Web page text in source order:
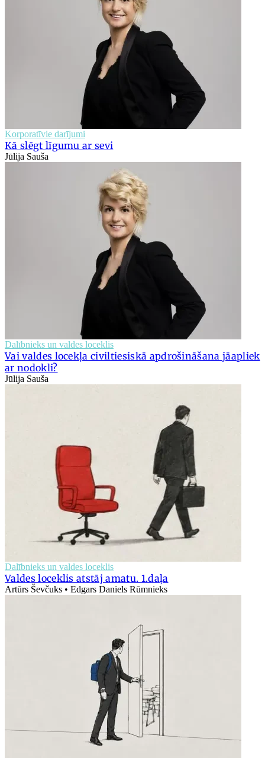
Korporatīvie darījumi
Kā slēgt līgumu ar sevi
Jūlija Sauša
Dalībnieks un valdes loceklis
Vai valdes locekļa civiltiesiskā apdrošināšana jāapliek
ar nodokli?
Jūlija Sauša
Dalībnieks un valdes loceklis
Valdes loceklis atstāj amatu. 1.daļa
Artūrs Ševčuks • Edgars Daniels Rūmnieks